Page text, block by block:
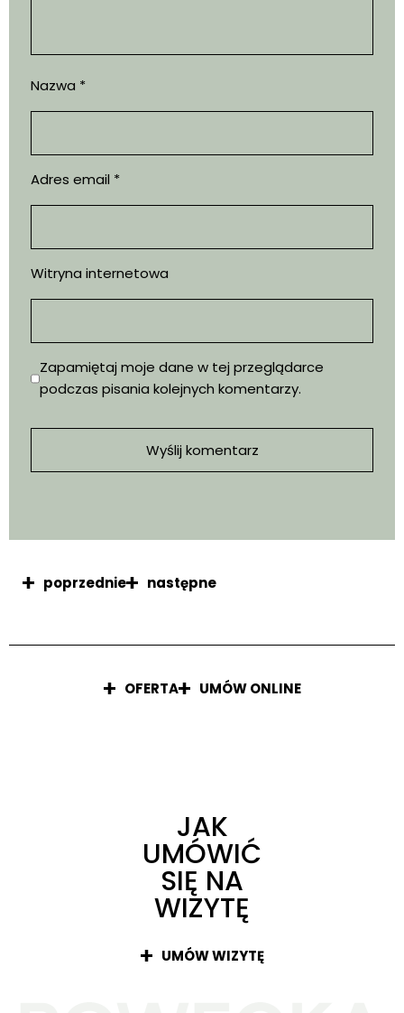
Nazwa *
Adres email *
Witryna internetowa
Zapamiętaj moje dane w tej przeglądarce
podczas pisania kolejnych komentarzy.
poprzednie następne
OFERTA UMÓW ONLINE
JAK
UMÓWIĆ
SIĘ NA
WIZYTĘ
UMÓW WIZYTĘ